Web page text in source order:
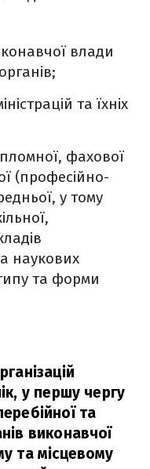
влади
та їхніх
фахової
(професійно-
у тому
наукових
та форми
у першу чергу
та
виконавчої
та місцевому